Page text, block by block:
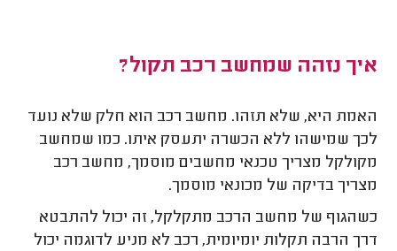
איך נזהה שמחשב רכב תקול?
האמת היא, שלא תזהו. מחשב רכב הוא חלק שלא נועד
לכך שמישהו ללא הכשרה יתעסק איתו. כמו שמחשב
מקולקל מצריך טכנאי מחשבים מוסמך, מחשב רכב
מצריך בדיקה של מכונאי מוסמך.
כשהגוף של מחשב הרכב מתקלקל, זה יכול להתבטא
דרך הרבה תקלות יומיומית, רכב לא מניע לדוגמה יכול